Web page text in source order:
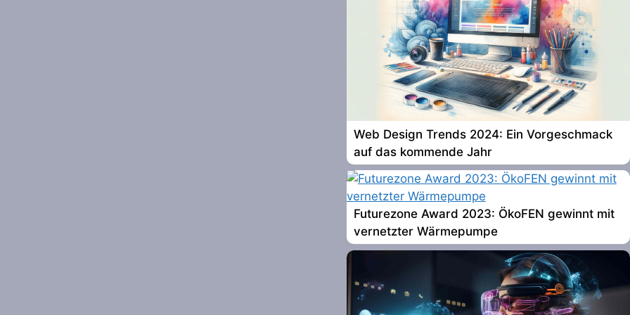
Web Design Trends 2024: Ein Vorgeschmack
auf das kommende Jahr
Futurezone Award 2023: ÖkoFEN gewinnt mit
vernetzter Wärmepumpe